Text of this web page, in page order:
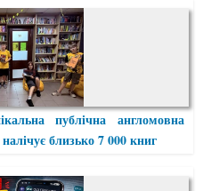
публічна англомовна
близько 7 000 книг